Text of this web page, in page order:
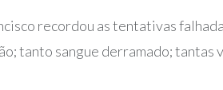
recordou as tentativas
tanto sangue derramado; tantas